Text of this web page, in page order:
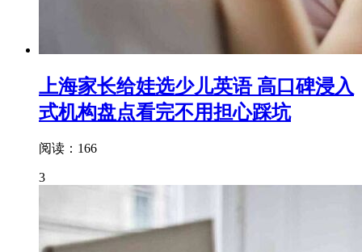
上海家长给娃选少儿英语 高口碑浸入
式机构盘点看完不用担心踩坑
阅读：166
3